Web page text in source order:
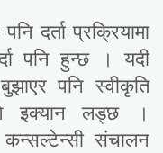
दर्ता प्रक्रियामा
पनि हुन्छ । यदी
पनि स्वीकृति
इक्यान लड्छ ।
कन्सल्टेन्सी संचालन